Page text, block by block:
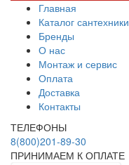
Главная
Каталог сантехники
Бренды
О нас
Монтаж и сервис
Оплата
Доставка
Контакты
ТЕЛЕФОНЫ
8(800)201-89-30
ПРИНИМАЕМ К ОПЛАТЕ